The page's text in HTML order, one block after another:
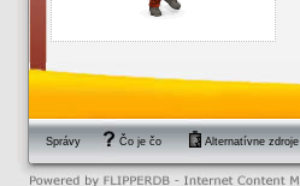
Správy Čo je čo Alternatívne zdroje